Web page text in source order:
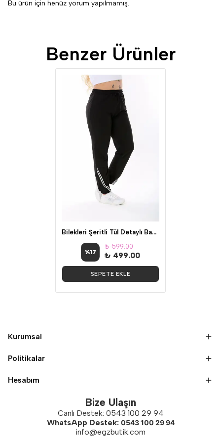
Bu ürün için henüz yorum yapılmamış.
Benzer Ürünler
Bilekleri Şeritli Tül Detaylı Bağcıklı Siyah Pantolon
%17
₺ 599.00
₺ 499.00
SEPETE EKLE
Kurumsal
Politikalar
Hesabım
Bize Ulaşın
Canlı Destek: 0543 100 29 94
WhatsApp Destek: 0543 100 29 94
info@egzbutik.com